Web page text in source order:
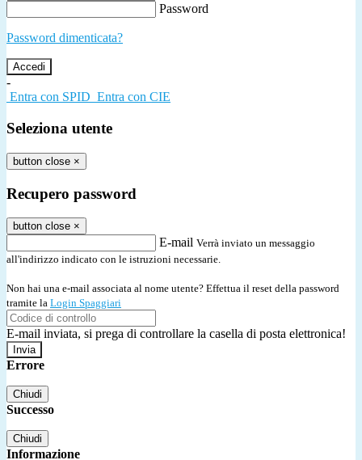
Password
Password dimenticata?
-
Entra con SPID Entra con CIE
Seleziona utente
button close ×
Recupero password
button close ×
E-mail Verrà inviato un messaggio
all'indirizzo indicato con le istruzioni necessarie.
Non hai una e-mail associata al nome utente? Effettua il reset della password
tramite la Login Spaggiari
E-mail inviata, si prega di controllare la casella di posta elettronica!
Errore
Chiudi
Successo
Chiudi
Informazione